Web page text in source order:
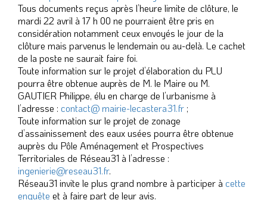
Tous documents reçus après l’heure limite de clôture, le
mardi 22 avril à 17 h 00 ne pourraient être pris en
considération notamment ceux envoyés le jour de la
clôture mais parvenus le lendemain ou au-delà. Le cachet
de la poste ne saurait faire foi.
Toute information sur le projet d’élaboration du PLU
pourra être obtenue auprès de M. le Maire ou M.
GAUTIER Philippe, élu en charge de l’urbanisme à
l’adresse : contact@ mairie-lecastera31.fr ;
Toute information sur le projet de zonage
d’assainissement des eaux usées pourra être obtenue
auprès du Pôle Aménagement et Prospectives
Territoriales de Réseau31 à l’adresse :
ingenierie@reseau31.fr.
Réseau31 invite le plus grand nombre à participer à cette
enquête et à faire part de leur avis.